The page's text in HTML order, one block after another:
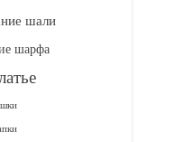
шали
шарфа